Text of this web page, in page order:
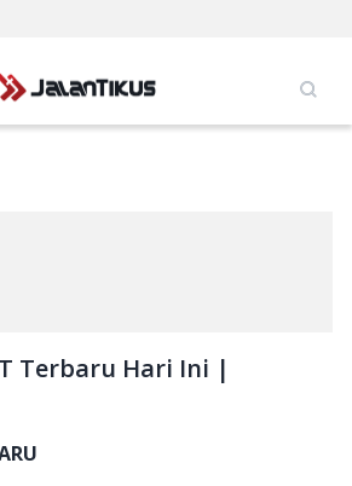
Terbaru Hari Ini |